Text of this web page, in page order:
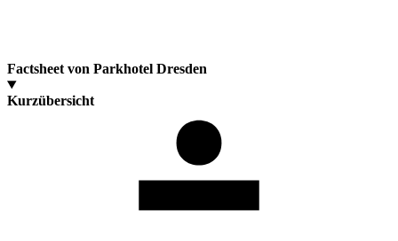
Factsheet von Parkhotel Dresden
Kurzübersicht